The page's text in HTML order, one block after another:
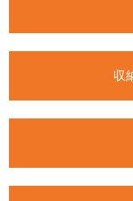
収